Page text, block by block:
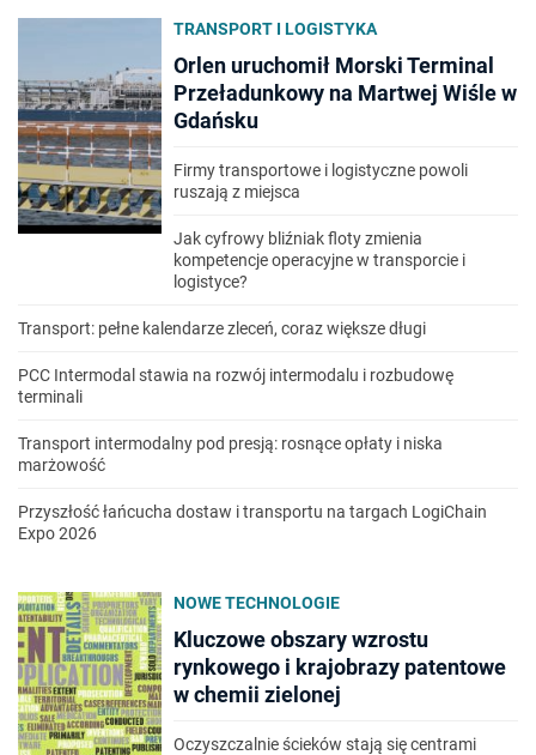
TRANSPORT I LOGISTYKA
Orlen uruchomił Morski Terminal
Przeładunkowy na Martwej Wiśle w
Gdańsku
Firmy transportowe i logistyczne powoli
ruszają z miejsca
Jak cyfrowy bliźniak floty zmienia
kompetencje operacyjne w transporcie i
logistyce?
Transport: pełne kalendarze zleceń, coraz większe długi
PCC Intermodal stawia na rozwój intermodalu i rozbudowę
terminali
Transport intermodalny pod presją: rosnące opłaty i niska
marżowość
Przyszłość łańcucha dostaw i transportu na targach LogiChain
Expo 2026
NOWE TECHNOLOGIE
Kluczowe obszary wzrostu
rynkowego i krajobrazy patentowe
w chemii zielonej
Oczyszczalnie ścieków stają się centrami